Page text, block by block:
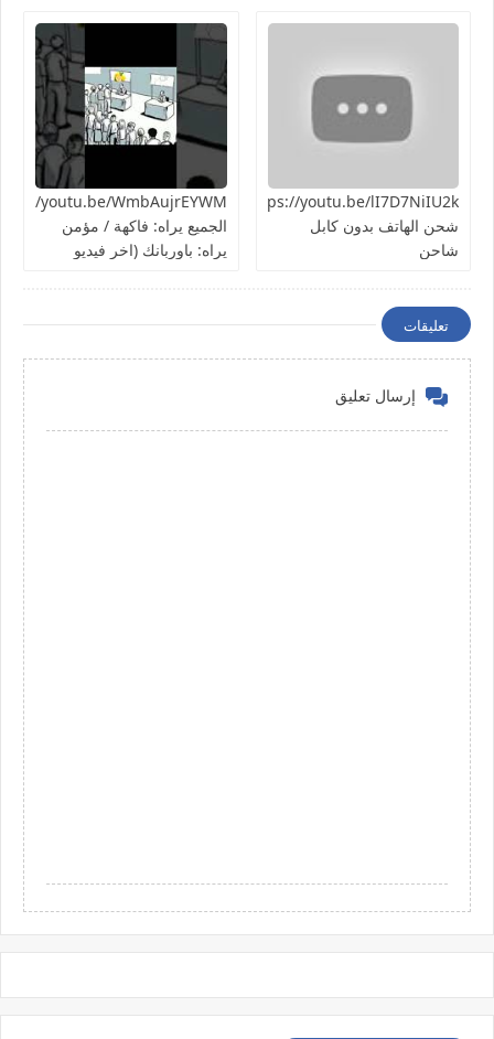
هتنجح؟
https://youtu.be/lI7D7NiIU2kطريقة
شحن الهاتف بدون كابل
شاحن
الجميع يراه: فاكهة / مؤمن
يراه: باوربانك (اخر فيديو
تعليقات
إرسال تعليق